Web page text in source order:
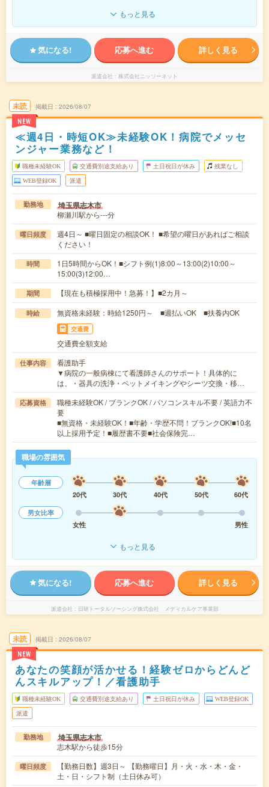
もっと見る
気になる! 応募へ進む 詳しく見る
派遣会社 株式会社ニッソーネット
未読
NEW
掲載日 2026/08/07
≪週4日・時短OK≫未経験OK！病院でメッセ
ンジャー業務など！
職種未経験OK 交通費別途支給あり 土日祝日が休み 残業なし
WEB登録OK 派遣
勤務地 埼玉県志木市
柳瀬川駅から---分
曜日頻度
週4日～ ■曜日固定の相談OK！ ■希望の曜日があればご相談
ください！
時間
1日5時間からOK！■シフト例(1)8:00～13:00(2)10:00～
15:00(3)12:00…
期間 【現在も積極採用中！急募！】■2カ月～
時給 無資格未経験：時給1250円～ ■週払いOK ■扶養内OK
交通費
交通費全額支給
仕事内容
看護助手
▼病院の一般病棟にて看護師さんのサポート！具体的に
は、・器具の洗浄・ベットメイキングやシーツ交換・移…
応募資格
職種未経験OK / ブランクOK / パソコンスキル不要 / 英語力不
要
■無資格・未経験OK！■年齢・学歴不問！ブランクOK!■10名
以上採用予定！■履歴書不要■社会保険完…
職場の雰囲気
年齢層
20代
30代 40代 50代
60代
男女比率
女性
男性
もっと見る
気になる! 応募へ進む 詳しく見る
派遣会社 日研トータルソーシング株式会社 メディカルケア事業部
未読
NEW
掲載日 2026/08/07
あなたの笑顔が活かせる！経験ゼロからどんど
んスキルアップ！／看護助手
職種未経験OK 交通費別途支給あり 土日祝日が休み WEB登録OK
派遣
勤務地 埼玉県志木市
志木駅から徒歩15分
曜日頻度
【勤務日数】週3日～ 【勤務曜日】月・火・水・木・金・
土・日・シフト制（土日休み可）